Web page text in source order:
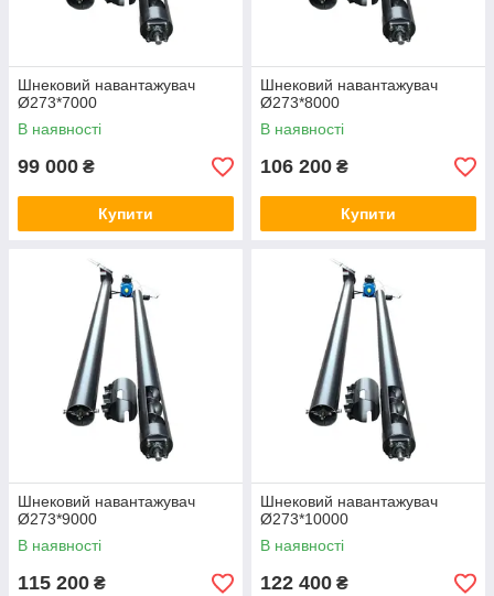
Шнековий навантажувач
Ø273*7000
В наявності
99 000 ₴
Купити
Шнековий навантажувач
Ø273*8000
В наявності
106 200 ₴
Купити
Шнековий навантажувач
Ø273*9000
В наявності
115 200 ₴
Шнековий навантажувач
Ø273*10000
В наявності
122 400 ₴